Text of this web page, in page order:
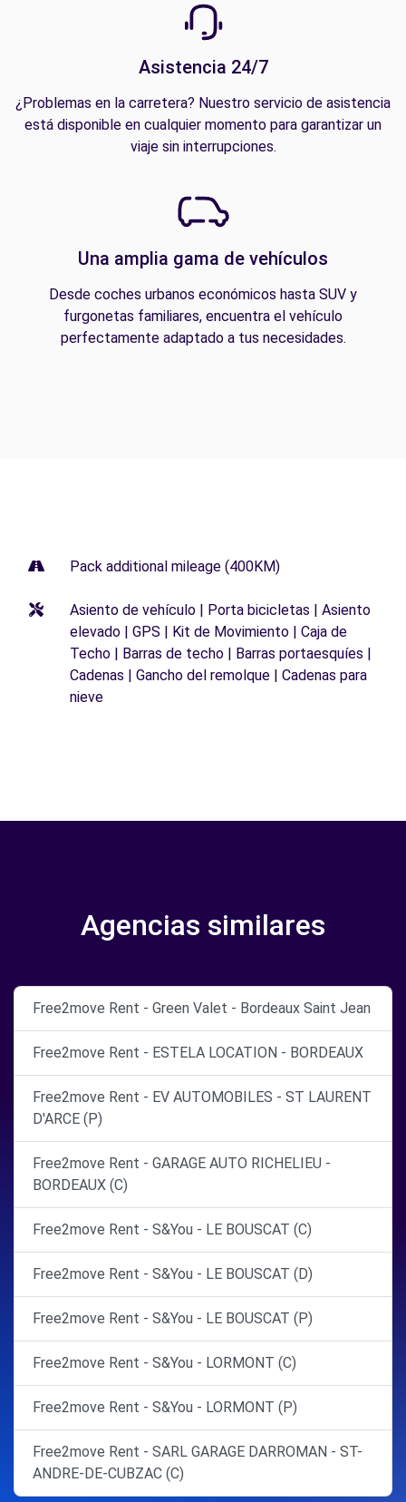
Asistencia 24/7
¿Problemas en la carretera? Nuestro servicio de asistencia
está disponible en cualquier momento para garantizar un
viaje sin interrupciones.
Una amplia gama de vehículos
Desde coches urbanos económicos hasta SUV y
furgonetas familiares, encuentra el vehículo
perfectamente adaptado a tus necesidades.
Pack additional mileage (400KM)
Asiento de vehículo | Porta bicicletas | Asiento
elevado | GPS | Kit de Movimiento | Caja de
Techo | Barras de techo | Barras portaesquíes |
Cadenas | Gancho del remolque | Cadenas para
nieve
Agencias similares
Free2move Rent - Green Valet - Bordeaux Saint Jean
Free2move Rent - ESTELA LOCATION - BORDEAUX
Free2move Rent - EV AUTOMOBILES - ST LAURENT
D'ARCE (P)
Free2move Rent - GARAGE AUTO RICHELIEU -
BORDEAUX (C)
Free2move Rent - S&You - LE BOUSCAT (C)
Free2move Rent - S&You - LE BOUSCAT (D)
Free2move Rent - S&You - LE BOUSCAT (P)
Free2move Rent - S&You - LORMONT (C)
Free2move Rent - S&You - LORMONT (P)
Free2move Rent - SARL GARAGE DARROMAN - ST-
ANDRE-DE-CUBZAC (C)